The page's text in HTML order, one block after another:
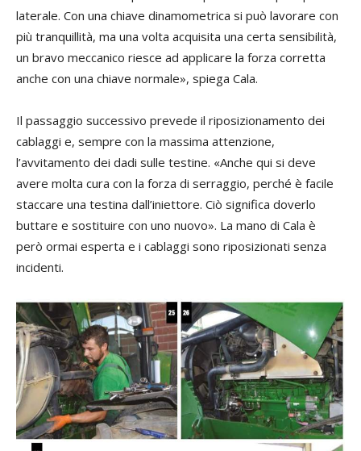
laterale. Con una chiave dinamometrica si può lavorare con
più tranquillità, ma una volta acquisita una certa sensibilità,
un bravo meccanico riesce ad applicare la forza corretta
anche con una chiave normale», spiega Cala.
Il passaggio successivo prevede il riposizionamento dei
cablaggi e, sempre con la massima attenzione,
l’avvitamento dei dadi sulle testine. «Anche qui si deve
avere molta cura con la forza di serraggio, perché è facile
staccare una testina dall’iniettore. Ciò significa doverlo
buttare e sostituire con uno nuovo». La mano di Cala è
però ormai esperta e i cablaggi sono riposizionati senza
incidenti.